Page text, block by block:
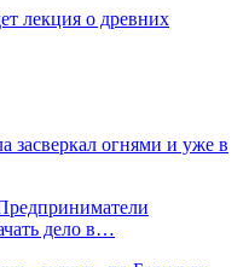
лекция о древних
засверкал огнями и уже в
дело в…